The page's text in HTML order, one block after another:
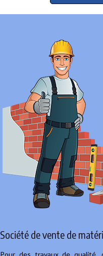
Société de vente de